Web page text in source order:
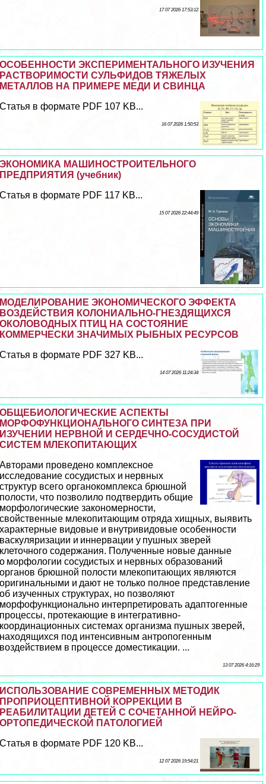
17 07 2026 17:53:12
ОСОБЕННОСТИ ЭКСПЕРИМЕНТАЛЬНОГО ИЗУЧЕНИЯ
РАСТВОРИМОСТИ СУЛЬФИДОВ ТЯЖЕЛЫХ
МЕТАЛЛОВ НА ПРИМЕРЕ МЕДИ И СВИНЦА
Статья в формате PDF 107 KB...
16 07 2026 1:50:53
ЭКОНОМИКА МАШИНОСТРОИТЕЛЬНОГО
ПРЕДПРИЯТИЯ (учебник)
Статья в формате PDF 117 KB...
15 07 2026 22:44:49
МОДЕЛИРОВАНИЕ ЭКОНОМИЧЕСКОГО ЭФФЕКТА
ВОЗДЕЙСТВИЯ КОЛОНИАЛЬНО-ГНЕЗДЯЩИХСЯ
ОКОЛОВОДНЫХ ПТИЦ НА СОСТОЯНИЕ
КОММЕРЧЕСКИ ЗНАЧИМЫХ РЫБНЫХ РЕСУРСОВ
Статья в формате PDF 327 KB...
14 07 2026 11:24:34
ОБЩЕБИОЛОГИЧЕСКИЕ АСПЕКТЫ
МОРФОФУНКЦИОНАЛЬНОГО СИНТЕЗА ПРИ
ИЗУЧЕНИИ НЕРВНОЙ И СЕРДЕЧНО-СОСУДИСТОЙ
СИСТЕМ МЛЕКОПИТАЮЩИХ
Авторами проведено комплексное
исследование сосудистых и нервных
структур всего органокомплекса брюшной
полости, что позволило подтвердить общие
морфологические закономерности,
свойственные млекопитающим отряда хищных, выявить
хаpaктерные видовые и внутривидовые особенности
васкуляризации и иннервации у пушных зверей
клеточного содержания. Полученные новые данные
о морфологии сосудистых и нервных образований
органов брюшной полости млекопитающих являются
оригинальными и дают не только полное представление
об изученных структурах, но позволяют
морфофункционально интерпретировать адаптогенные
процессы, протекающие в интегративно-
координационных системах организма пушных зверей,
находящихся под интенсивным антропогенным
воздействием в процессе доместикации. ...
13 07 2026 4:16:29
ИСПОЛЬЗОВАНИЕ СОВРЕМЕННЫХ МЕТОДИК
ПРОПРИОЦЕПТИВНОЙ КОРРЕКЦИИ В
РЕАБИЛИТАЦИИ ДЕТЕЙ С СОЧЕТАННОЙ НЕЙРО-
ОРТОПЕДИЧЕСКОЙ ПАТОЛОГИЕЙ
Статья в формате PDF 120 KB...
12 07 2026 19:54:21